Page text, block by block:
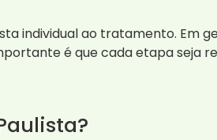
individual ao tratamento. Em
é que cada etapa seja